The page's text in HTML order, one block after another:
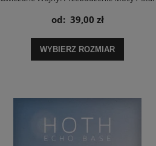
Wars Jasna strona - plakat
od: 39,00 zł
WYBIERZ ROZMIAR